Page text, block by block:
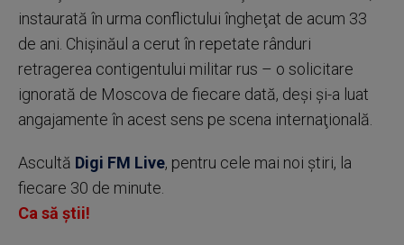
instaurată în urma conflictului îngheţat de acum 33
de ani. Chişinăul a cerut în repetate rânduri
retragerea contigentului militar rus – o solicitare
ignorată de Moscova de fiecare dată, deşi şi-a luat
angajamente în acest sens pe scena internaţională.
Ascultă Digi FM Live, pentru cele mai noi știri, la
fiecare 30 de minute.
Ca să știi!